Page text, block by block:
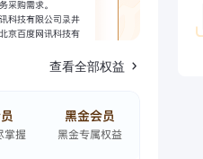
查看全部权益